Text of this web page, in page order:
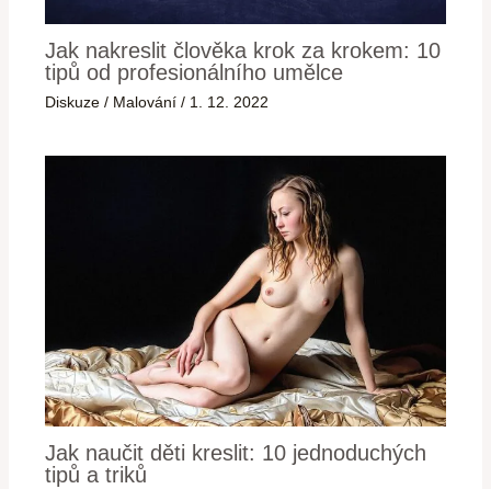
Jak nakreslit člověka krok za krokem: 10
tipů od profesionálního umělce
Diskuze / Malování / 1. 12. 2022
Jak naučit děti kreslit: 10 jednoduchých
tipů a triků